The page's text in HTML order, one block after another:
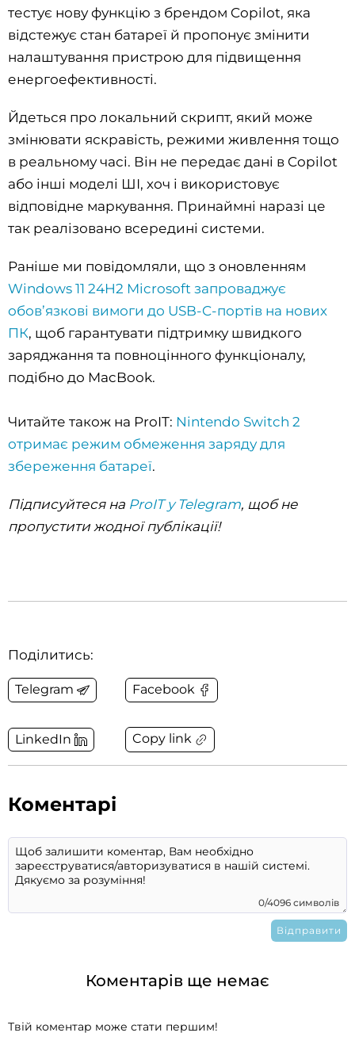
тестує нову функцію з брендом Copilot, яка
відстежує стан батареї й пропонує змінити
налаштування пристрою для підвищення
енергоефективності.
Йдеться про локальний скрипт, який може
змінювати яскравість, режими живлення тощо
в реальному часі. Він не передає дані в Copilot
або інші моделі ШІ, хоч і використовує
відповідне маркування. Принаймні наразі це
так реалізовано всередині системи.
Раніше ми повідомляли, що з оновленням
Windows 11 24H2 Microsoft запроваджує
обов’язкові вимоги до USB-C-портів на нових
ПК, щоб гарантувати підтримку швидкого
заряджання та повноцінного функціоналу,
подібно до MacBook.
Читайте також на ProIT: Nintendo Switch 2
отримає режим обмеження заряду для
збереження батареї.
Підписуйтеся на ProIT у Telegram, щоб не
пропустити жодної публікації!
Поділитись:
Telegram Facebook
LinkedIn Copy link
Коментарі
0/4096 символів
Коментарів ще немає
Твій коментар може стати першим!